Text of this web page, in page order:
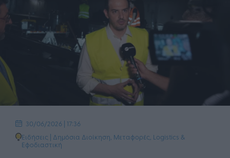
30/06/2026 | 17:36
Ειδήσεις | Δημόσια Διοίκηση Μεταφορές, Logistics &
Εφοδιαστική